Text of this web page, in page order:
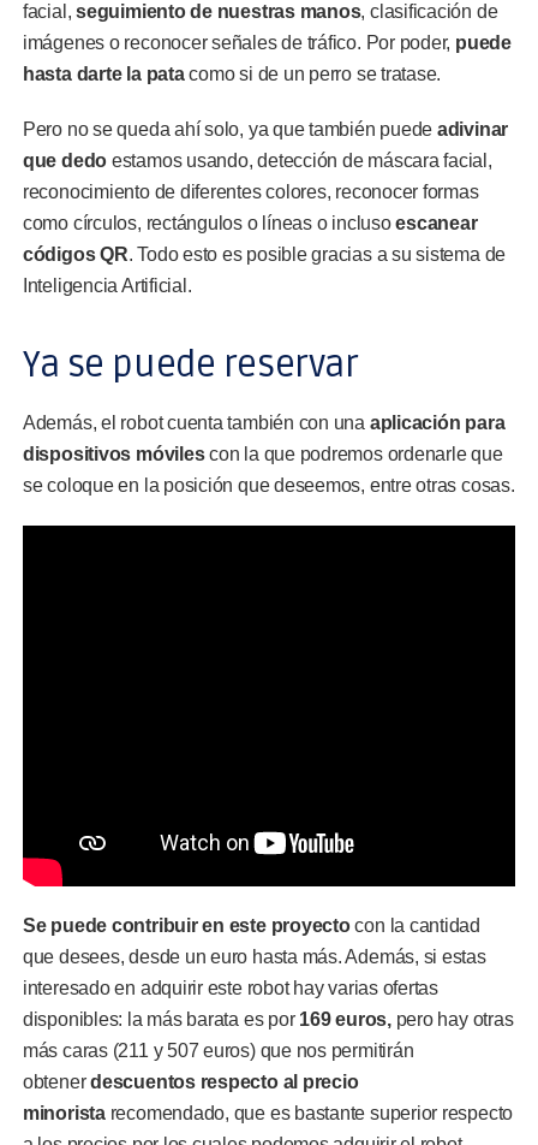
facial,seguimiento de nuestras manos, clasificación de
imágenes o reconocer señales de tráfico. Por poder, puede
hasta darte la patacomo si de un perro se tratase.
Pero no se queda ahí solo, ya que también puede adivinar
que dedo estamos usando, detección de máscara facial,
reconocimiento de diferentes colores, reconocer formas
como círculos, rectángulos o líneas o inclusoescanear
códigos QR. Todo esto es posible gracias a su sistema de
Inteligencia Artificial.
Ya se puede reservar
Además, el robot cuenta también con una aplicación para
dispositivos móvilescon la que podremos ordenarle que
se coloque en la posición que deseemos, entre otras cosas.
Se puede contribuir en este proyectocon la cantidad
que desees, desde un euro hasta más. Además, si estas
interesado en adquirir este robot hay varias ofertas
disponibles: la más barata es por169 euros,pero hay otras
más caras (211 y 507 euros) que nos permitirán
obtenerdescuentos respecto al precio
minoristarecomendado, que es bastante superior respecto